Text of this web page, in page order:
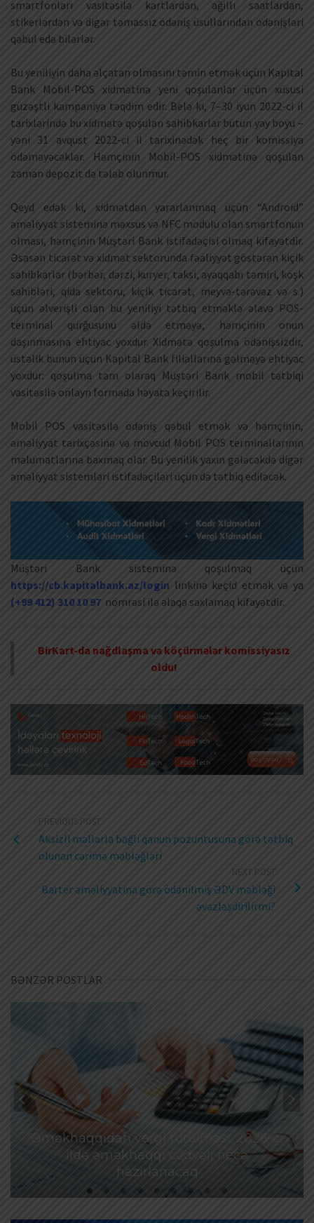
smartfonları vasitəsilə kartlardan, ağıllı saatlardan,
stikerlərdən və digər təmassız ödəniş üsullarından ödənişləri
qəbul edə bilərlər.
Bu yeniliyin daha əlçatan olmasını təmin etmək üçün Kapital
Bank Mobil-POS xidmətinə yeni qoşulanlar üçün xüsusi
güzəştli kampaniya təqdim edir. Belə ki, 7–30 iyun 2022-ci il
tarixlərində bu xidmətə qoşulan sahibkarlar bütün yay boyu –
yəni 31 avqust 2022-ci il tarixinədək heç bir komissiya
ödəməyəcəklər. Həmçinin Mobil-POS xidmətinə qoşulan
zaman depozit də tələb olunmur.
Qeyd edək ki, xidmətdən yararlanmaq üçün “Android”
əməliyyat sisteminə məxsus və NFC modulu olan smartfonun
olması, həmçinin Müştəri Bank istifadəçisi olmaq kifayətdir.
Əsasən ticarət və xidmət sektorunda fəaliyyət göstərən kiçik
sahibkarlar (bərbər, dərzi, kuryer, taksi, ayaqqabı təmiri, köşk
sahibləri, qida sektoru, kiçik ticarət, meyvə-tərəvəz və s.)
üçün əlverişli olan bu yeniliyi tətbiq etməklə əlavə POS-
terminal qurğusunu əldə etməyə, həmçinin onun
daşınmasına ehtiyac yoxdur. Xidmətə qoşulma ödənişsizdir,
üstəlik bunun üçün Kapital Bank filiallarına gəlməyə ehtiyac
yoxdur: qoşulma tam olaraq Müştəri Bank mobil tətbiqi
vasitəsilə onlayn formada həyata keçirilir.
Mobil POS vasitəsilə ödəniş qəbul etmək və həmçinin,
əməliyyat tarixçəsinə və mövcud Mobil POS terminallarının
məlumatlarına baxmaq olar. Bu yenilik yaxın gələcəkdə digər
əməliyyat sistemləri istifadəçiləri üçün də tətbiq ediləcək.
Müştəri Bank sisteminə qoşulmaq üçün
https://cb.kapitalbank.az/login linkinə keçid etmək və ya
(+99 412) 310 10 97 nömrəsi ilə əlaqə saxlamaq kifayətdir.
BirKart-da nağdlaşma və köçürmələr komissiyasız
oldu!
PREVIOUS POST
Aksizli mallarla bağlı qanun pozuntusuna görə tətbiq
olunan cərimə məbləğləri
NEXT POST
Barter əməliyyatına görə ödənilmiş ƏDV məbləği
əvəzləşdirilirmi?
BƏNZƏR POSTLAR
Əməkhaqqıdan vergi tutulması: 2026-cı
ildə əməkhaqqı cədvəli necə
hazırlanacaq